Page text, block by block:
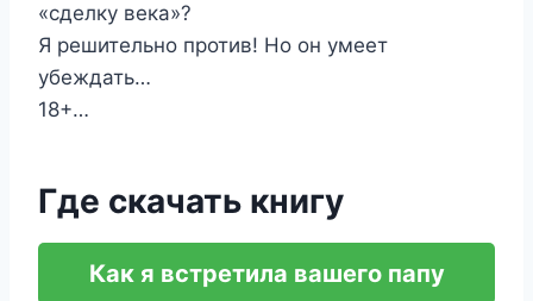
«сделку века»?
Я решительно против! Но он умеет
убеждать…
18+…
Где скачать книгу
Как я встретила вашего папу